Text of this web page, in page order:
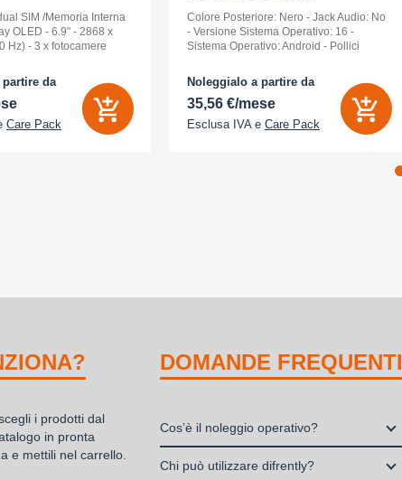
SIM /Memoria Interna
OLED - 6.9" - 2868 x
Hz) - 3 x fotocamere
- arancione
partire da
Care Pack
Colore Posteriore: Nero - Jack Audio: No
- Versione Sistema Operativo: 16 -
Sistema Operativo: Android - Pollici
AMOLED 2x - Memoria Interna (ROM):
512 GB - Espandibile fino a: 0 GB - Dual
Noleggialo a partire da
35,56 €/mese
Esclusa IVA e Care Pack
i prodotti dal
in pronta
e mettili nel carrello.
DOMANDE FREQUENTI
Cos’è il noleggio operativo?
Il noleggio, o locazione operativa, è una
Chi può utilizzare difrently?